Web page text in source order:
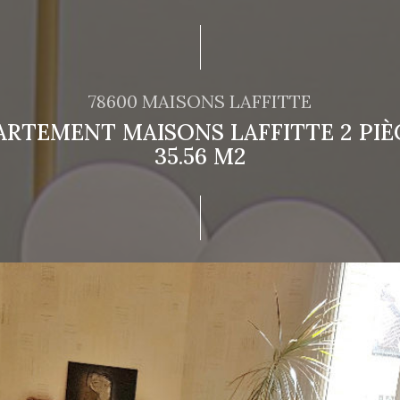
78600 MAISONS LAFFITTE
MAISONS LAFFITTE 2
35.56 M2